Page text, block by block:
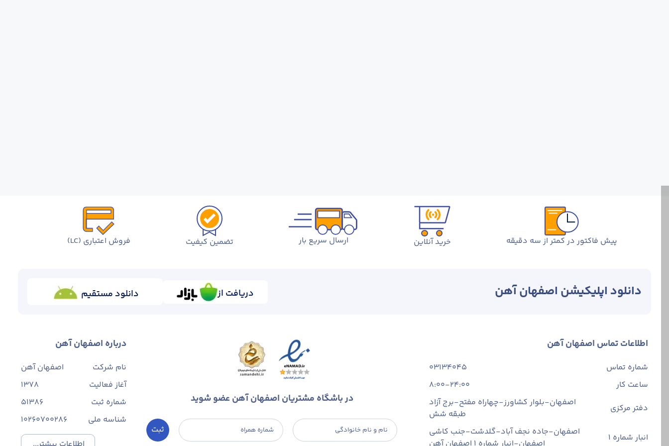
پیش فاکتور در کمتر از سه دقیقه خرید آنلاین ارسال سریع بار تضمین کیفیت فروش اعتباری (LC)
دانلود اپلیکیشن اصفهان آهن دریافت از دانلود مستقیم
اطلاعات تماس اصفهان آهن
شماره تماس
03134045
ساعت کار
8:00-24:00
دفتر مرکزی
اصفهان-بلوار کشاورز-چهاراه مفتح-برج آزاد
طبقه شش
انبار شماره 1
اصفهان-جاده نجف آباد-گلدشت-جنب کاشی
در باشگاه مشتریان اصفهان آهن عضو شوید
نام و نام خانوادگی شماره همراه ثبت
درباره اصفهان آهن
نام شرکت
اصفهان آهن
آغاز فعالیت
1378
شماره ثبت
۵۱۳۸۶
شناسه ملی
10260700286